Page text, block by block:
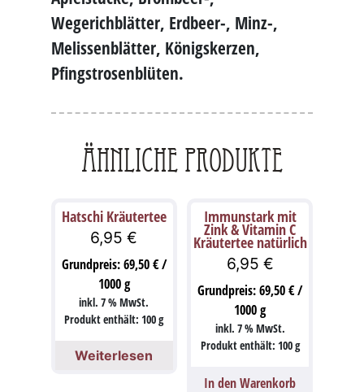
Wegerichblätter, Erdbeer-, Minz-,
Melissenblätter, Königskerzen,
Pfingstrosenblüten.
Ähnliche Produkte
Hatschi Kräutertee
6,95€
Grundpreis:69,50€/
1000g
inkl. 7 % MwSt.
Produkt enthält: 100g
Weiterlesen
Immunstark mit
Zink & Vitamin C
Kräutertee natürlich
6,95 €
Grundpreis:69,50€/
1000g
inkl. 7 % MwSt.
Produkt enthält: 100g
In den Warenkorb